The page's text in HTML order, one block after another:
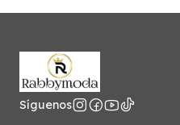
Síguenos